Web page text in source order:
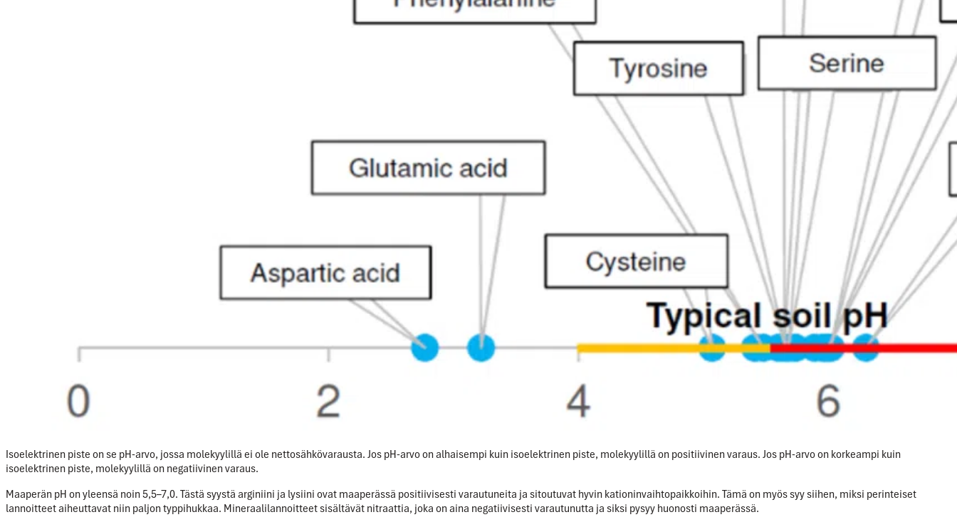
Isoelektrinen piste on se pH-arvo, jossa molekyylillä ei ole nettosähkövarausta. Jos pH-arvo on alhaisempi kuin isoelektrinen piste, molekyylillä on positiivinen varaus. Jos pH-arvo on korkeampi kuin
isoelektrinen piste, molekyylillä on negatiivinen varaus.
Maaperän pH on yleensä noin 5,5–7,0. Tästä syystä arginiini ja lysiini ovat maaperässä positiivisesti varautuneita ja sitoutuvat hyvin kationinvaihtopaikkoihin. Tämä on myös syy siihen, miksi perinteiset
lannoitteet aiheuttavat niin paljon typpihukkaa. Mineraalilannoitteet sisältävät nitraattia, joka on aina negatiivisesti varautunutta ja siksi pysyy huonosti maaperässä.